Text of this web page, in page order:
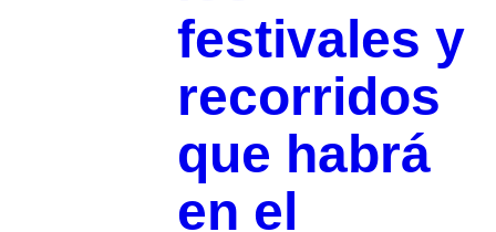
festivales y
recorridos
que habrá
en el